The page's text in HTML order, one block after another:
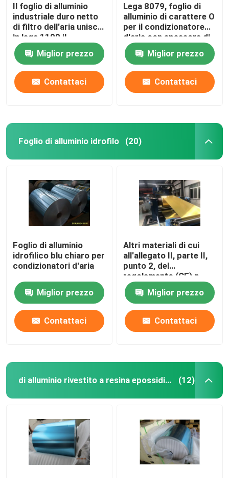
Il foglio di alluminio
industriale duro netto
di filtro dell'aria unisce
in lega 1100 il
carattere H18
Miglior prezzo
Contattaci
Lega 8079, foglio di
alluminio di carattere O
per il condizionatore
d'aria con spessore di
0.22mm
Miglior prezzo
Contattaci
Foglio di alluminio idrofilo (20)
Foglio di alluminio
idrofilico blu chiaro per
condizionatori d'aria
Miglior prezzo
Contattaci
Altri materiali di cui
all'allegato II, parte II,
punto 2, del
regolamento (CE) n.
1907/2006
Miglior prezzo
Contattaci
di alluminio rivestito a resina epossidica (12)